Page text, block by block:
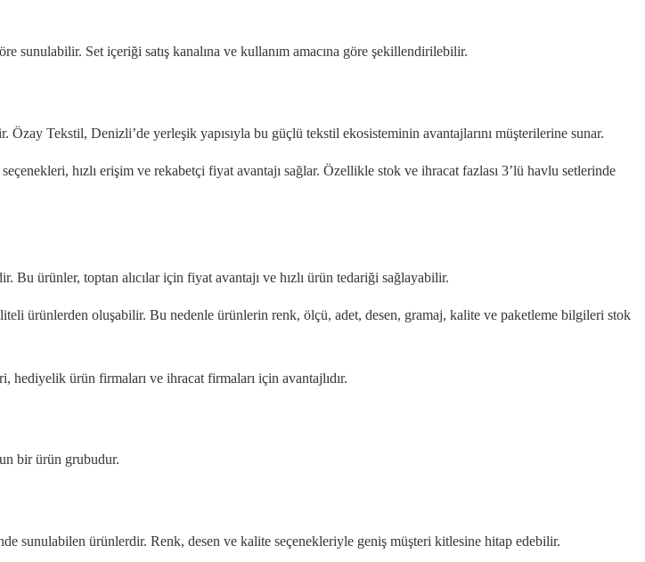
Set içeriği satış kanalına ve kullanım amacına göre şekillendirilebilir.
Tekstil, Denizli’de yerleşik yapısıyla bu güçlü tekstil ekosisteminin avantajlarını müşterilerine sunar.
hızlı erişim ve rekabetçi fiyat avantajı sağlar. Özellikle stok ve ihracat fazlası 3’lü havlu setlerinde
Bu ürünler, toptan alıcılar için fiyat avantajı ve hızlı ürün tedariği sağlayabilir.
ürünlerden oluşabilir. Bu nedenle ürünlerin renk, ölçü, adet, desen, gramaj, kalite ve paketleme bilgileri stok
hediyelik ürün firmaları ve ihracat firmaları için avantajlıdır.
bir ürün grubudur.
sunulabilen ürünlerdir. Renk, desen ve kalite seçenekleriyle geniş müşteri kitlesine hitap edebilir.